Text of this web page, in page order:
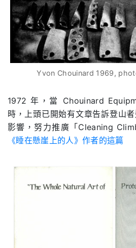
Yvon Chouinard 1969,
1972 年，當 Chouinard
時，上頭已開始有文章告訴登山
影響，努力推廣「Cleaning
《睡在懸崖上的人》作者的這篇